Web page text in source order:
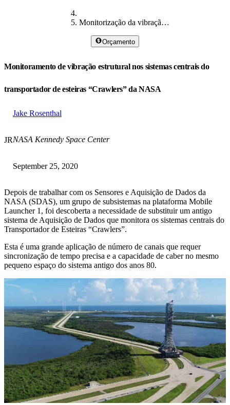
Monitorização da vibração dos rastejadores da NASA
Orçamento
Monitoramento de vibração estrutural nos sistemas centrais do
transportador de esteiras “Crawlers” da NASA
JR
Jake Rosenthal
NASA Kennedy Space Center
September 25, 2020
Depois de trabalhar com os Sensores e Aquisição de Dados da
NASA (SDAS), um grupo de subsistemas na plataforma Mobile
Launcher 1, foi descoberta a necessidade de substituir um antigo
sistema de Aquisição de Dados que monitora os sistemas centrais do
Transportador de Esteiras “Crawlers”.
Esta é uma grande aplicação de número de canais que requer
sincronização de tempo precisa e a capacidade de caber no mesmo
pequeno espaço do sistema antigo dos anos 80.